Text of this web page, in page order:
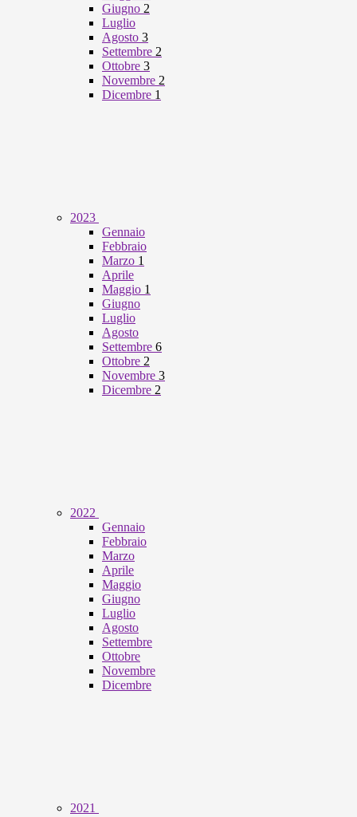
Giugno 2
Luglio
Agosto 3
Settembre 2
Ottobre 3
Novembre 2
Dicembre 1
2023
Gennaio
Febbraio
Marzo 1
Aprile
Maggio 1
Giugno
Luglio
Agosto
Settembre 6
Ottobre 2
Novembre 3
Dicembre 2
2022
Gennaio
Febbraio
Marzo
Aprile
Maggio
Giugno
Luglio
Agosto
Settembre
Ottobre
Novembre
Dicembre
2021